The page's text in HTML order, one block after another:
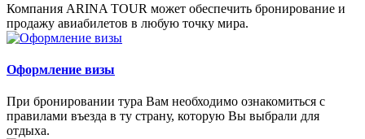
Компания ARINA TOUR может обеспечить бронирование и
продажу авиабилетов в любую точку мира.
Оформление визы
При бронировании тура Вам необходимо ознакомиться с
правилами въезда в ту страну, которую Вы выбрали для
отдыха.